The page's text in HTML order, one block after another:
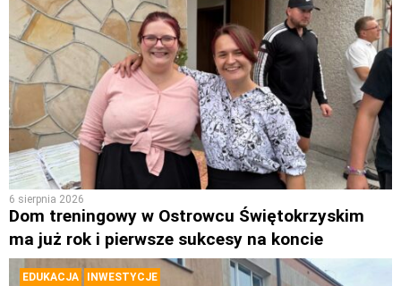
6 sierpnia 2026
Dom treningowy w Ostrowcu Świętokrzyskim
ma już rok i pierwsze sukcesy na koncie
EDUKACJA INWESTYCJE